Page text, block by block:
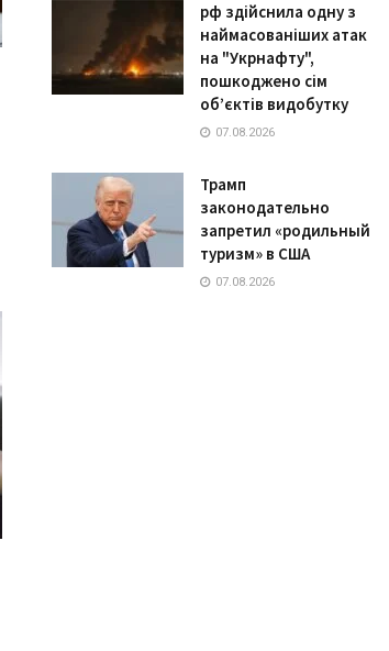
рф здійснила одну з
наймасованіших атак
на "Укрнафту",
пошкоджено сім
об’єктів видобутку
07.08.2026
Трамп
законодательно
запретил «родильный
туризм» в США
07.08.2026